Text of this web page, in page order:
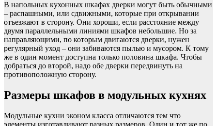
В напольных кухонных шкафах дверки могут быть обычными
– распашными, или сдвижными, которые при открывании
отъезжают в сторону. Они хороши, если расстояние между
двумя параллельными линиями шкафов небольшие. Но за
направляющими, по которым двигаются дверки, нужен
регулярный уход – они забиваются пылью и мусором. К тому
же в один момент доступна только половина шкафа. Чтобы
добраться до второй, надо обе дверки передвинуть на
противоположную сторону.
Размеры шкафов в модульных кухнях
Модульные кухни эконом класса отличаются тем что